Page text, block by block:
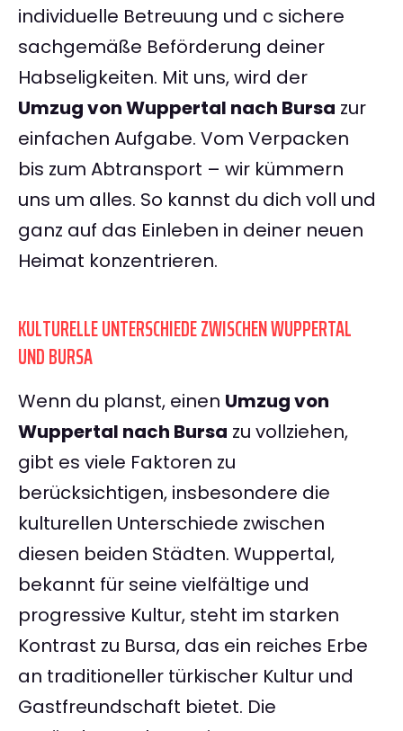
individuelle Betreuung und c sichere
sachgemäße Beförderung deiner
Habseligkeiten. Mit uns, wird der
Umzug von Wuppertal nach Bursa zur
einfachen Aufgabe. Vom Verpacken
bis zum Abtransport – wir kümmern
uns um alles. So kannst du dich voll und
ganz auf das Einleben in deiner neuen
Heimat konzentrieren.
KULTURELLE UNTERSCHIEDE ZWISCHEN WUPPERTAL
UND BURSA
Wenn du planst, einen Umzug von
Wuppertal nach Bursa zu vollziehen,
gibt es viele Faktoren zu
berücksichtigen, insbesondere die
kulturellen Unterschiede zwischen
diesen beiden Städten. Wuppertal,
bekannt für seine vielfältige und
progressive Kultur, steht im starken
Kontrast zu Bursa, das ein reiches Erbe
an traditioneller türkischer Kultur und
Gastfreundschaft bietet. Die